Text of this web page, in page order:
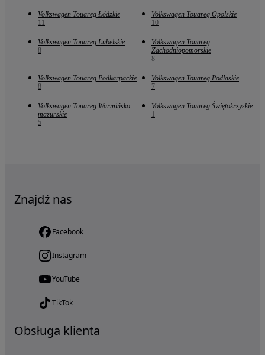
Volkswagen Touareg Łódzkie
11
Volkswagen Touareg Opolskie
10
Volkswagen Touareg Lubelskie
8
Volkswagen Touareg
Zachodniopomorskie
8
Volkswagen Touareg Podkarpackie
8
Volkswagen Touareg Podlaskie
7
Volkswagen Touareg Warmińsko-
mazurskie
5
Volkswagen Touareg Świętokrzyskie
1
Znajdź nas
Facebook
Instagram
YouTube
TikTok
Obsługa klienta